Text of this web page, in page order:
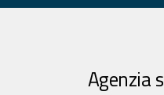
Agenzia